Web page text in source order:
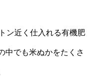
ン近く仕入れる有機肥
中でも米ぬかをたくさ